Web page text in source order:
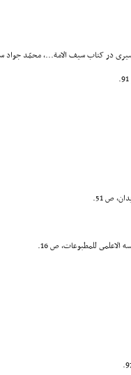
در کتاب سیف الامة...، محمّد جواد
ص 51.
للمطبوعات، ص 16.